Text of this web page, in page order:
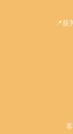
📍葵